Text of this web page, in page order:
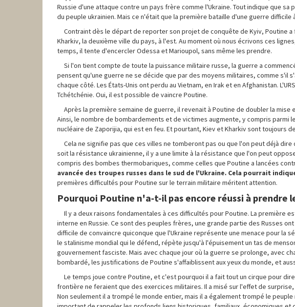
Russie d'une attaque contre un pays frère comme l'Ukraine. Tout indique que sa
du peuple ukrainien. Mais ce n'était que la première bataille d'une guerre difficile
Contraint dès le départ de reporter son projet de conquête de Kyiv, Poutine
Kharkiv, la deuxième ville du pays, à l'est. Au moment où nous écrivons ces
temps, il tente d'encercler Odessa et Marioupol, sans même les prendre.
Si l'on tient compte de toute la puissance militaire russe, la guerre a
pensent qu'une guerre ne se décide que par des moyens militaires, comme s'il
chaque côté. Les États-Unis ont perdu au Vietnam, en Irak et en Afghanistan.
Tchétchénie. Oui, il est possible de vaincre Poutine.
Après la première semaine de guerre, il revenait à Poutine de doubler la
Ainsi, le nombre de bombardements et de victimes augmente, y compris parmi
nucléaire de Zaporijia, qui est en feu. Et pourtant, Kiev et Kharkiv sont toujours
Cela ne signifie pas que ces villes ne tomberont pas ou que l'on peut déjà
soit la résistance ukrainienne, il y a une limite à la résistance que l'on peut
compris des bombes thermobariques, comme celles que Poutine a lancées
avancée des troupes russes dans le sud de l'Ukraine. Cela pourrait
premières difficultés pour Poutine sur le terrain militaire méritent attention.
Pourquoi Poutine n'a-t-il pas encore réussi à prendre
Il y a deux raisons fondamentales à ces difficultés pour Poutine. La première
interne en Russie. Ce sont des peuples frères, une grande partie des Russes
difficile de convaincre quiconque que l'Ukraine représente une menace pour la
le stalinisme mondial qui le défend, répète jusqu'à l'épuisement un tas de
gouvernement fasciste. Mais avec chaque jour où la guerre se prolonge, avec
bombardé, les justifications de Poutine s'affaiblissent aux yeux du monde, et
Le temps joue contre Poutine, et c'est pourquoi il a fait tout un cirque pour
frontière ne feraient que des exercices militaires. Il a misé sur l'effet de
Non seulement il a trompé le monde entier, mais il a également trompé le